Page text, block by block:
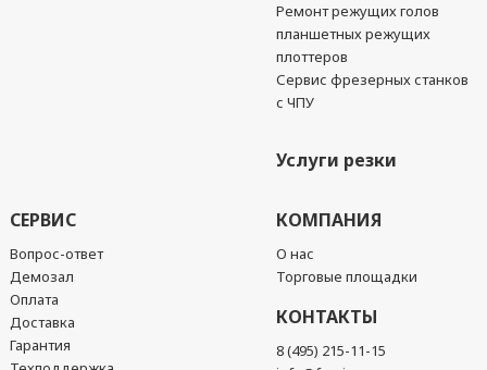
Ремонт режущих голов
планшетных режущих
плоттеров
Сервис фрезерных станков
с ЧПУ
Услуги резки
СЕРВИС
Вопрос-ответ
Демозал
Оплата
Доставка
Гарантия
КОМПАНИЯ
О нас
Торговые площадки
КОНТАКТЫ
8 (495) 215-11-15